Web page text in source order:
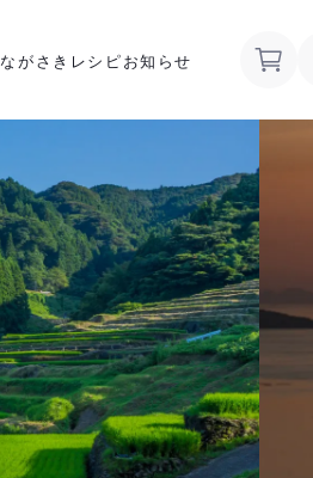
ながさきレシピ お知らせ